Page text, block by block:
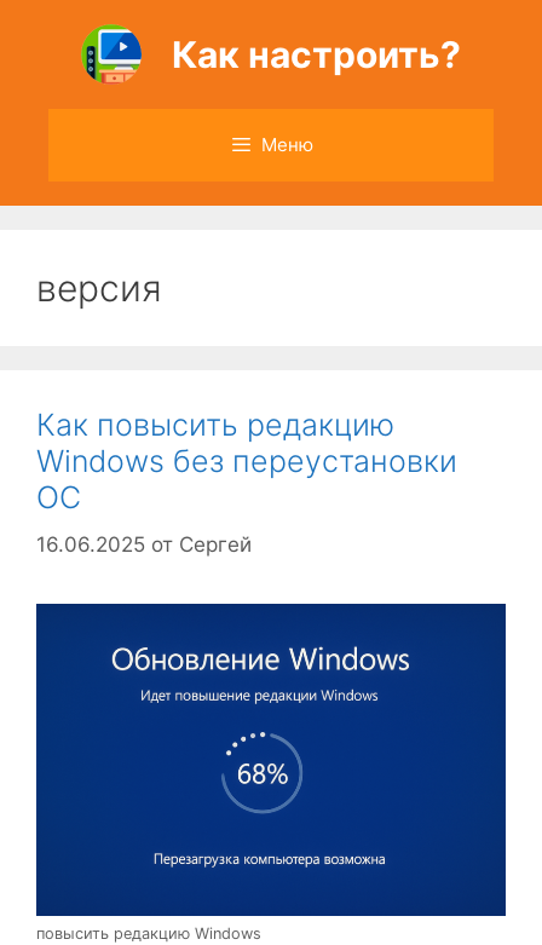
содержимому
Как настроить?
Меню
версия
Как повысить редакцию
Windows без переустановки
ОС
16.06.2025 от Сергей
повысить редакцию Windows